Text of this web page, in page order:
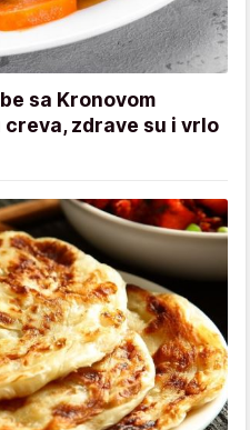
sa Kronovom
zdrave su i vrlo